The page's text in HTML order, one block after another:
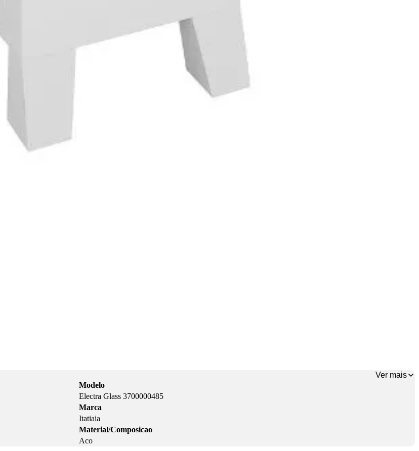
Ver mais
Modelo
Electra Glass 3700000485
Marca
Itatiaia
Material/Composicao
Aco